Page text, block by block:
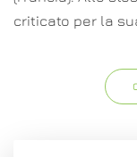
criticato per la